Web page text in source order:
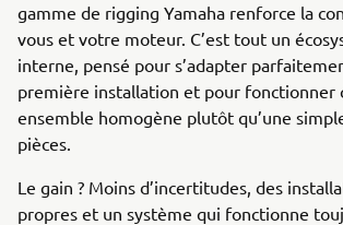
gamme de rigging Yamaha renforce la
vous et votre moteur. C’est tout un
interne, pensé pour s’adapter
première installation et pour fonctionner
ensemble homogène plutôt qu’une
pièces.
Le gain ? Moins d’incertitudes, des
propres et un système qui fonctionne